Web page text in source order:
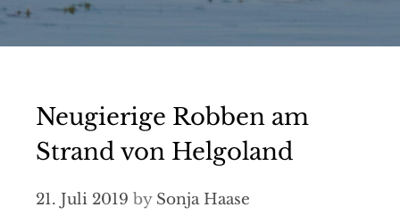
Neugierige Robben am
Strand von Helgoland
21. Juli 2019 by Sonja Haase